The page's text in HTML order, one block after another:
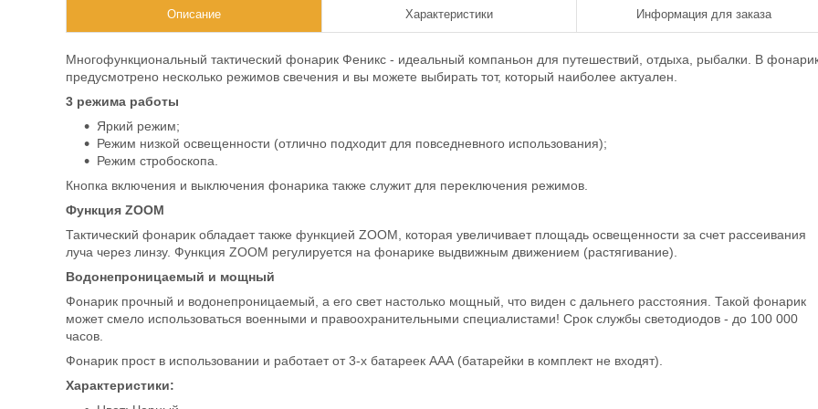
Описание Характеристики Информация для заказа
Многофункциональный тактический фонарик Феникс - идеальный компаньон для путешествий, отдыха, рыбалки. В
предусмотрено несколько режимов свечения и вы можете выбирать тот, который наиболее актуален.
3 режима работы
Яркий режим;
Режим низкой освещенности (отлично подходит для повседневного использования);
Режим стробоскопа.
Кнопка включения и выключения фонарика также служит для переключения режимов.
Функция ZOOM
Тактический фонарик обладает также функцией ZOOM, которая увеличивает площадь освещенности за счет рассеивания
луча через линзу. Функция ZOOM регулируется на фонарике выдвижным движением (растягивание).
Водонепроницаемый и мощный
Фонарик прочный и водонепроницаемый, а его свет настолько мощный, что виден с дальнего расстояния. Такой фонарик
может смело использоваться военными и правоохранительными специалистами! Срок службы светодиодов - до 100 000
часов.
Фонарик прост в использовании и работает от 3-х батареек ААА (батарейки в комплект не входят).
Характеристики: